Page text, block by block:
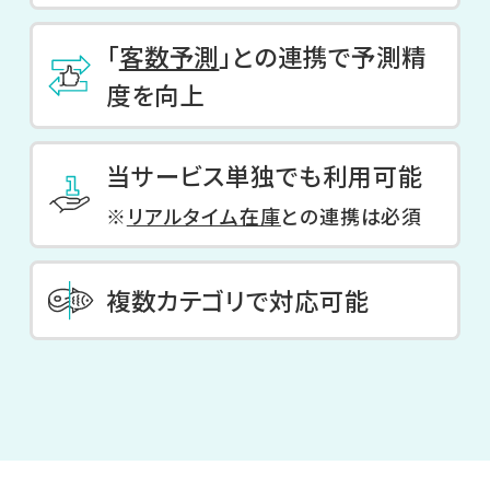
「客数予測 」との連携で予測精
度を向上
当サービス単独でも利用可能
※ リアルタイム在庫との連携は必須
複数カテゴリで対応可能